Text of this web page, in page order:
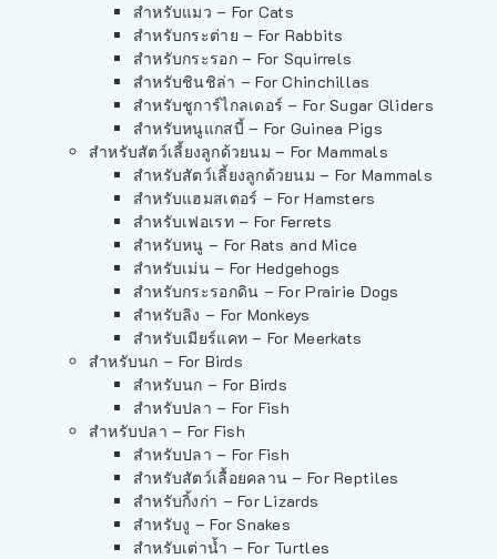
สำหรับแมว – For Cats
สำหรับกระต่าย – For Rabbits
สำหรับกระรอก – For Squirrels
สำหรับชินชิล่า – For Chinchillas
สำหรับชูการ์ไกลเดอร์ – For Sugar Gliders
สำหรับหนูแกสบี้ – For Guinea Pigs
สำหรับสัตว์เลี้ยงลูกด้วยนม – For Mammals
สำหรับสัตว์เลี้ยงลูกด้วยนม – For Mammals
สำหรับแฮมสเตอร์ – For Hamsters
สำหรับเฟอเรท – For Ferrets
สำหรับหนู – For Rats and Mice
สำหรับเม่น – For Hedgehogs
สำหรับกระรอกดิน – For Prairie Dogs
สำหรับลิง – For Monkeys
สำหรับเมียร์แคท – For Meerkats
สำหรับนก – For Birds
สำหรับนก – For Birds
สำหรับปลา – For Fish
สำหรับปลา – For Fish
สำหรับปลา – For Fish
สำหรับสัตว์เลื้อยคลาน – For Reptiles
สำหรับกิ้งก่า – For Lizards
สำหรับงู – For Snakes
สำหรับเต่าน้ำ – For Turtles